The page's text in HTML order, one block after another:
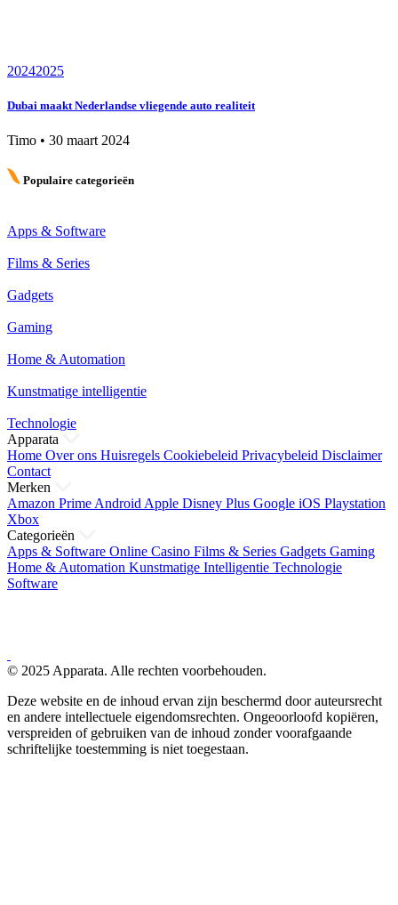
20242025
Dubai maakt Nederlandse vliegende auto realiteit
Timo • 30 maart 2024
Populaire categorieën
Apps & Software
Films & Series
Gadgets
Gaming
Home & Automation
Kunstmatige intelligentie
Technologie
Apparata
Home Over ons Huisregels Cookiebeleid Privacybeleid Disclaimer
Contact
Merken
Amazon Prime Android Apple Disney Plus Google iOS Playstation
Xbox
Categorieën
Apps & Software Online Casino Films & Series Gadgets Gaming
Home & Automation Kunstmatige Intelligentie Technologie
Software
© 2025 Apparata. Alle rechten voorbehouden.
Deze website en de inhoud ervan zijn beschermd door auteursrecht
en andere intellectuele eigendomsrechten. Ongeoorloofd kopiëren,
verspreiden of gebruiken van de inhoud zonder voorafgaande
schriftelijke toestemming is niet toegestaan.